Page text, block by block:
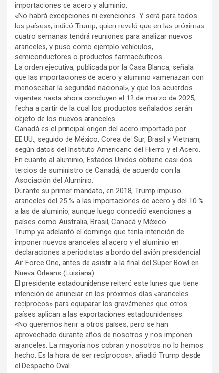
importaciones de acero y aluminio.
«No habrá excepciones ni exenciones. Y será para todos
los países», indicó Trump, quien reveló que en las próximas
cuatro semanas tendrá reuniones para analizar nuevos
aranceles, y puso como ejemplo vehículos,
semiconductores o productos farmacéuticos.
La orden ejecutiva, publicada por la Casa Blanca, señala
que las importaciones de acero y aluminio «amenazan con
menoscabar la seguridad nacional», y que los acuerdos
vigentes hasta ahora concluyen el 12 de marzo de 2025,
fecha a partir de la cual los productos señalados serán
objeto de los nuevos aranceles.
Canadá es el principal origen del acero importado por
EE.UU., seguido de México, Corea del Sur, Brasil y Vietnam,
según datos del Instituto Americano del Hierro y el Acero.
En cuanto al aluminio, Estados Unidos obtiene casi dos
tercios de suministro de Canadá, de acuerdo con la
Asociación del Aluminio.
Durante su primer mandato, en 2018, Trump impuso
aranceles del 25 % a las importaciones de acero y del 10 %
a las de aluminio, aunque luego concedió exenciones a
países como Australia, Brasil, Canadá y México.
Trump ya adelantó el domingo que tenía intención de
imponer nuevos aranceles al acero y el aluminio en
declaraciones a periodistas a bordo del avión presidencial
Air Force One, antes de asistir a la final del Super Bowl en
Nueva Orleans (Luisiana).
El presidente estadounidense reiteró este lunes que tiene
intención de anunciar en los próximos días «aranceles
recíprocos» para equiparar los gravámenes que otros
países aplican a las exportaciones estadounidenses.
«No queremos herir a otros países, pero se han
aprovechado durante años de nosotros y nos imponen
aranceles. La mayoría nos cobran y nosotros no lo hemos
hecho. Es la hora de ser recíprocos», añadió Trump desde
el Despacho Oval.